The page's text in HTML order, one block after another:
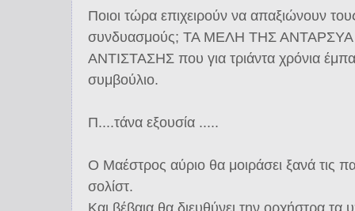
Ποιοι τώρα επιχειρούν να απαξιώνουν
συνδυασμούς; ΤΑ ΜΕΛΗ ΤΗΣ ΑΝΤΑΡΣΥΑ
ΑΝΤΙΣΤΑΣΗΣ που για τριάντα χρόνια
συμβούλιο.
Π....τάνα εξουσία .....
Ο Μαέστρος αύριο θα μοιράσει ξανά τις
σολίστ.
Και βέβαια θα διευθύνει την ορχήστρα τα